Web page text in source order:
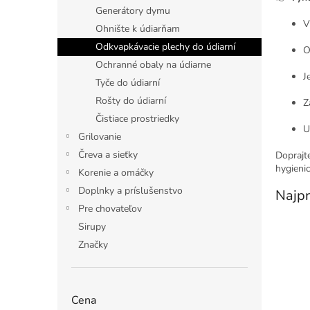
Generátory dymu
Ohnište k údiarňam
Odkvapkávacie plechy do údiarní
Ochranné obaly na údiarne
Tyče do údiarní
Rošty do údiarní
Čistiace prostriedky
Grilovanie
Čreva a sieťky
Korenie a omáčky
Doplnky a príslušenstvo
Pre chovateľov
Sirupy
Značky
Cena